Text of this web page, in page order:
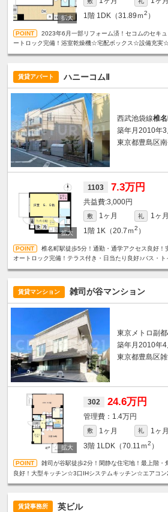
1階 1DK（31.89ｍ2 ）
2023年6月一部リフォーム済！セコムのセキ
ートロック完備！浴室乾燥機☆宅配ボックス☆設備充実☆
賃貸アパート ハニーコムⅡ
西武池袋線椎
築年月2010年
東京都豊島区
1103 7.3万円
3,000円
敷 1ヶ月 礼
1ヶ月
1階 1K（20.7ｍ2 ）
椎名町駅徒歩5分！通勤・通学アクセス良好！
オートロック完備！テラス付き・日当たり良好♪バス・
賃貸マンション 雑司が谷マンション
東京メトロ副
築年月2010年
東京都豊島区
302 24.6万円
1.4万円
敷 1ヶ月 礼
1ヶ月
3階 1LDK（70.11ｍ2 ）
雑司が谷駅徒歩2分！閑静な住宅地！最上階・
良好！大型キッチン☆3口IHシステムキッチン☆エアコ
賃貸事務所 英ビル